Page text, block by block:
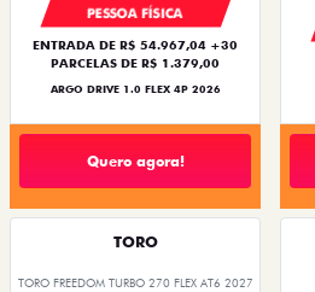
PESSOA FÍSICA
ENTRADA DE R$ 54.967,04 +30
PARCELAS DE R$ 1.379,00
ARGO DRIVE 1.0 FLEX 4P 2026
Quero agora!
TORO
TORO FREEDOM TURBO 270 FLEX AT6 2027